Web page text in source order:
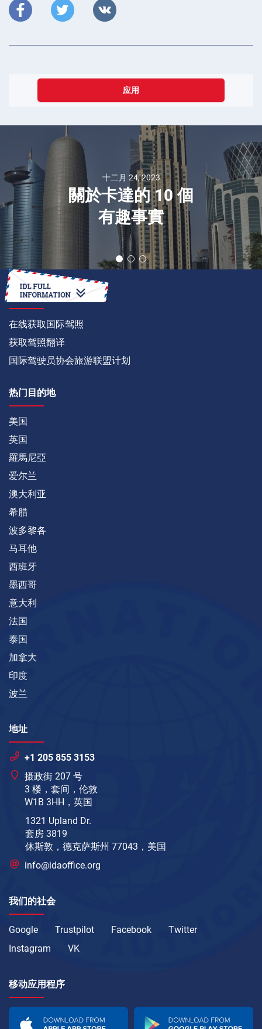
应用
十二月 24, 2023
關於卡達的 10 個
有趣事實
如何
在线获取国际驾照
获取驾照翻译
国际驾驶员协会旅游联盟计划
热门目的地
美国
英国
羅馬尼亞
爱尔兰
澳大利亚
希腊
波多黎各
马耳他
西班牙
墨西哥
意大利
法国
泰国
加拿大
印度
波兰
地址
+1 205 855 3153
摄政街 207 号
3 楼，套间，伦敦
W1B 3HH，英国
1321 Upland Dr.
套房 3819
休斯敦，德克萨斯州 77043，美国
info@idaoffice.org
我们的社会
Google Trustpilot Facebook
Twitter
Instagram
VK
移动应用程序